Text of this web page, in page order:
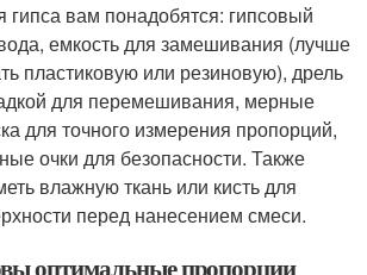
вам понадобятся: гипсовый
емкость для замешивания (лучше
пластиковую или резиновую), дрель
для перемешивания, мерные
для точного измерения пропорций,
очки для безопасности. Также
влажную ткань или кисть для
перед нанесением смеси.
оптимальные пропорции